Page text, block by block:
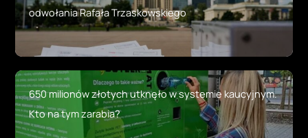
odwołania Rafała Trzaskowskiego
650 milionów złotych utknęło w systemie kaucyjnym.
Kto na tym zarabia?